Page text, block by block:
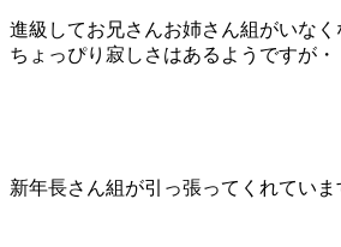
進級してお兄さんお姉さん組がいなく
ちょっぴり寂しさはあるようですが・
新年長さん組が引っ張ってくれていま